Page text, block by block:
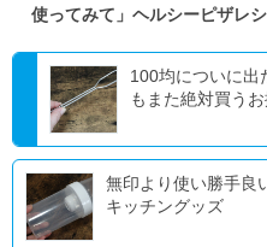
使ってみて」ヘルシーピザレ
100均についに出
もまた絶対買うお
無印より使い勝手良
キッチングッズ